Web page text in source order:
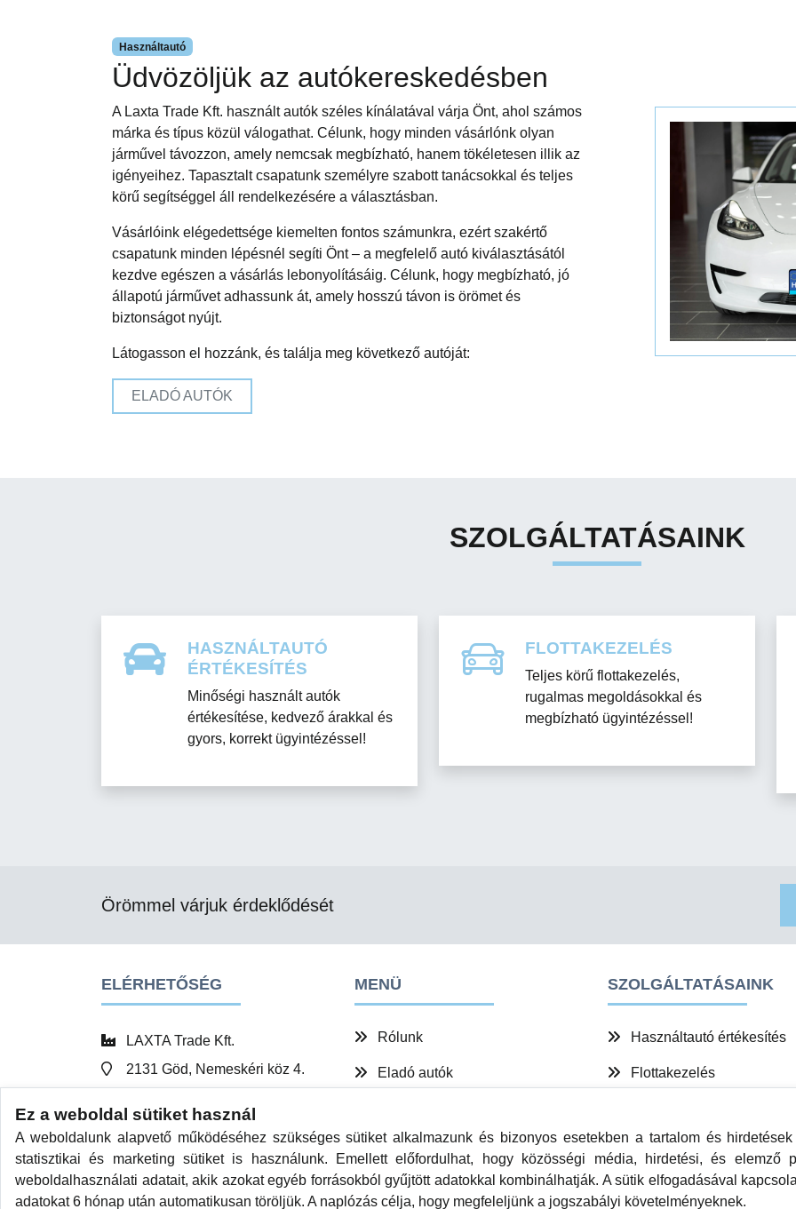
Ez a weboldal sütiket használ
A weboldalunk alapvető működéséhez szükséges sütiket alkalmazunk és bizonyos esetekben a tartalom és
statisztikai és marketing sütiket is használunk. Emellett előfordulhat, hogy közösségi média, hirdetési, és elemző
weboldalhasználati adatait, akik azokat egyéb forrásokból gyűjtött adatokkal kombinálhatják. A sütik elfogadásával
adatokat 6 hónap után automatikusan töröljük. A naplózás célja, hogy megfeleljünk a jogszabályi követelményeknek.
Használtautó
Üdvözöljük az autókereskedésben
A Laxta Trade Kft. használt autók széles kínálatával várja Önt, ahol számos
márka és típus közül válogathat. Célunk, hogy minden vásárlónk olyan
járművel távozzon, amely nemcsak megbízható, hanem tökéletesen illik az
igényeihez. Tapasztalt csapatunk személyre szabott tanácsokkal és teljes
körű segítséggel áll rendelkezésére a választásban.
Vásárlóink elégedettsége kiemelten fontos számunkra, ezért szakértő
csapatunk minden lépésnél segíti Önt – a megfelelő autó kiválasztásától
kezdve egészen a vásárlás lebonyolításáig. Célunk, hogy megbízható, jó
állapotú járművet adhassunk át, amely hosszú távon is örömet és
biztonságot nyújt.
Látogasson el hozzánk, és találja meg következő autóját:
ELADÓ AUTÓK
SZOLGÁLTATÁSAINK
HASZNÁLTAUTÓ
ÉRTÉKESÍTÉS
Minőségi használt autók
értékesítése, kedvező árakkal és
gyors, korrekt ügyintézéssel!
FLOTTAKEZELÉS
Teljes körű flottakezelés,
rugalmas megoldásokkal és
megbízható ügyintézéssel!
Örömmel várjuk érdeklődését
ELÉRHETŐSÉG
LAXTA Trade Kft.
2131 Göd, Nemeskéri köz 4.
www.laxta.hu
MENÜ
Rólunk
Eladó autók
Flottakezelés
Kapcsolat
SZOLGÁLTATÁSAINK
Használtautó értékesítés
Flottakezelés